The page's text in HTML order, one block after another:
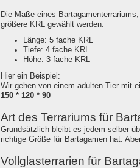
Die Maße eines
größere KRL gewählt werden.
Länge: 5 fache KRL
Tiefe: 4 fache KRL
Höhe: 3 fache KRL
Hier ein Beispiel:
Wir gehen von einem adulten Tier mit
150 * 120 * 90
Art des Terrariums für
Grundsätzlich bleibt es jedem selber
richtige Größe für Bartagamen hat.
Vollglasterrarien für